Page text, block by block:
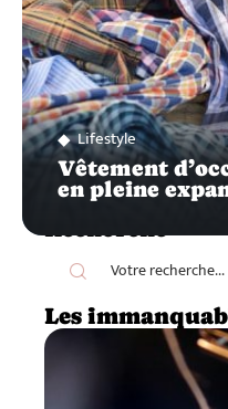
Lifestyle
Vêtement
en pleine
Recherche
Les